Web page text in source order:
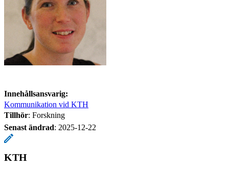
Innehållsansvarig:
Kommunikation vid KTH
Tillhör: Forskning
Senast ändrad: 2025-12-22
KTH